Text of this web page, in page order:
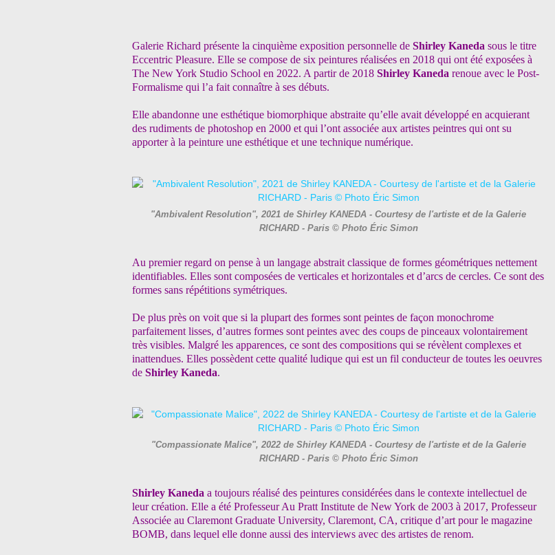
Galerie Richard présente la cinquième exposition personnelle de Shirley Kaneda sous le titre
Eccentric Pleasure. Elle se compose de six peintures réalisées en 2018 qui ont été exposées à
The New York Studio School en 2022. A partir de 2018 Shirley Kaneda renoue avec le Post-
Formalisme qui l’a fait connaître à ses débuts.
Elle abandonne une esthétique biomorphique abstraite qu’elle avait développé en acquierant
des rudiments de photoshop en 2000 et qui l’ont associée aux artistes peintres qui ont su
apporter à la peinture une esthétique et une technique numérique.
"Ambivalent Resolution", 2021 de Shirley KANEDA - Courtesy de l'artiste et de la Galerie
RICHARD - Paris © Photo Éric Simon
Au premier regard on pense à un langage abstrait classique de formes géométriques nettement
identifiables. Elles sont composées de verticales et horizontales et d’arcs de cercles. Ce sont des
formes sans répétitions symétriques.
De plus près on voit que si la plupart des formes sont peintes de façon monochrome
parfaitement lisses, d’autres formes sont peintes avec des coups de pinceaux volontairement
très visibles. Malgré les apparences, ce sont des compositions qui se révèlent complexes et
inattendues. Elles possèdent cette qualité ludique qui est un fil conducteur de toutes les oeuvres
de Shirley Kaneda.
"Compassionate Malice", 2022 de Shirley KANEDA - Courtesy de l'artiste et de la Galerie
RICHARD - Paris © Photo Éric Simon
Shirley Kaneda a toujours réalisé des peintures considérées dans le contexte intellectuel de
leur création. Elle a été Professeur Au Pratt Institute de New York de 2003 à 2017, Professeur
Associée au Claremont Graduate University, Claremont, CA, critique d’art pour le magazine
BOMB, dans lequel elle donne aussi des interviews avec des artistes de renom.